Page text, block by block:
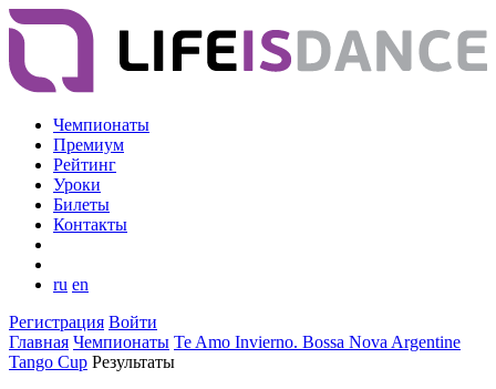
Чемпионаты
Премиум
Рейтинг
Уроки
Билеты
Контакты
ru en
Регистрация Войти
Главная Чемпионаты Te Amo Invierno. Bossa Nova Argentine
Tango Cup Результаты